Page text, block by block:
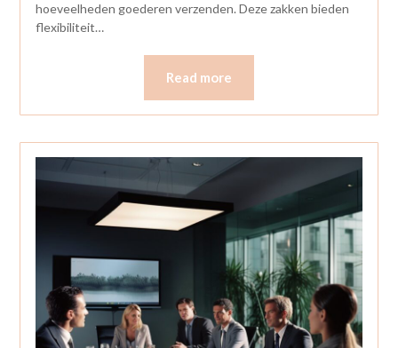
hoeveelheden goederen verzenden. Deze zakken bieden
flexibiliteit…
Read more